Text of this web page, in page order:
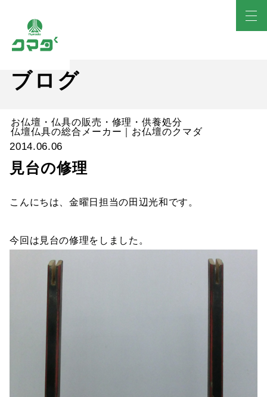
ブログ
お仏壇・仏具の販売・修理・供養処分
仏壇仏具の総合メーカー｜お仏壇のクマダ
2014.06.06
見台の修理
こんにちは、金曜日担当の田辺光和です。
今回は見台の修理をしました。